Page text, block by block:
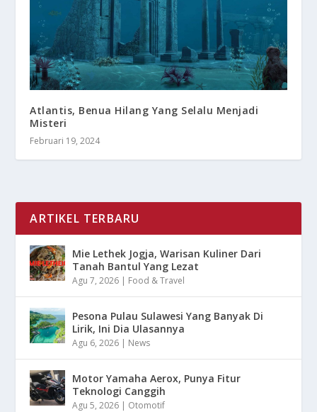
Atlantis, Benua Hilang Yang Selalu Menjadi
Misteri
Februari 19, 2024
ARTIKEL TERBARU
Mie Lethek Jogja, Warisan Kuliner Dari
Tanah Bantul Yang Lezat
Agu 7, 2026 | Food & Travel
Pesona Pulau Sulawesi Yang Banyak Di
Lirik, Ini Dia Ulasannya
Agu 6, 2026 | News
Motor Yamaha Aerox, Punya Fitur
Teknologi Canggih
Agu 5, 2026 | Otomotif